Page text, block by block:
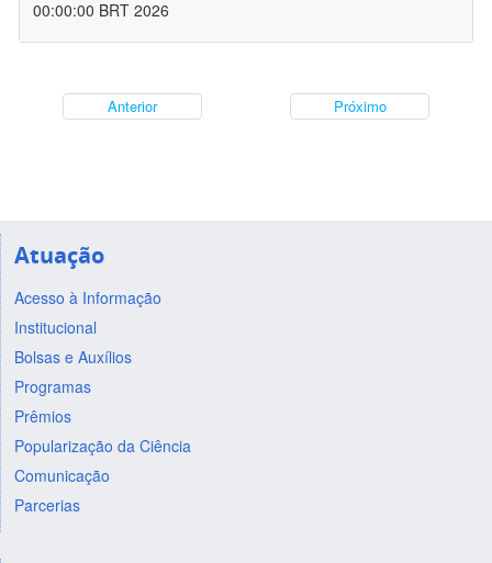
00:00:00 BRT 2026
Anterior Próximo
Atuação
Acesso à Informação
Institucional
Bolsas e Auxílios
Programas
Prêmios
Popularização da Ciência
Comunicação
Parcerias